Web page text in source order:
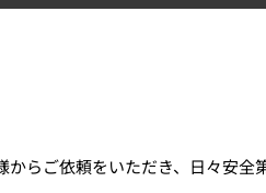
らご依頼をいただき、日々安全